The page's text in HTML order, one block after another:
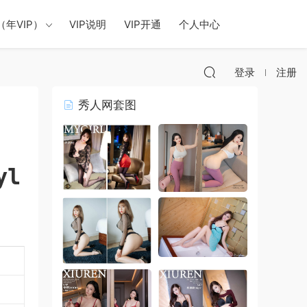
VIP） VIP说明 VIP开通 个人中心
登录 注册
秀人网套图